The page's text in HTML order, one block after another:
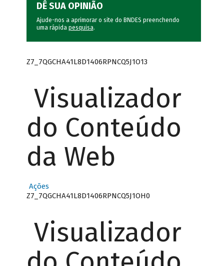
DÊ SUA OPINIÃO
Ajude-nos a aprimorar o site do BNDES preenchendo
uma rápida pesquisa.
Z7_7QGCHA41L8D1406RPNCQ5J1O13
Visualizador
do Conteúdo
da Web
Ações
Z7_7QGCHA41L8D1406RPNCQ5J1OH0
Visualizador